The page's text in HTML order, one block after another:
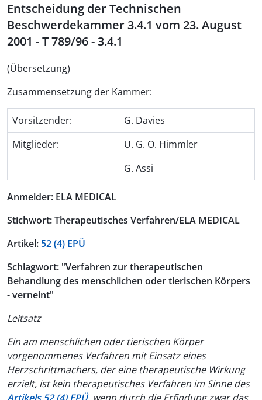
Entscheidung der Technischen
Beschwerdekammer 3.4.1 vom 23. August
2001 - T 789/96 - 3.4.1
(Übersetzung)
Zusammensetzung der Kammer:
Vorsitzender:
G. Davies
Mitglieder:
U. G. O. Himmler
G. Assi
Anmelder: ELA MEDICAL
Stichwort: Therapeutisches Verfahren/ELA MEDICAL
Artikel:52 (4) EPÜ
Schlagwort: "Verfahren zur therapeutischen
Behandlung des menschlichen oder tierischen Körpers
- verneint"
Leitsatz
Ein am menschlichen oder tierischen Körper
vorgenommenes Verfahren mit Einsatz eines
Herzschrittmachers, der eine therapeutische Wirkung
erzielt, ist kein therapeutisches Verfahren im Sinne des